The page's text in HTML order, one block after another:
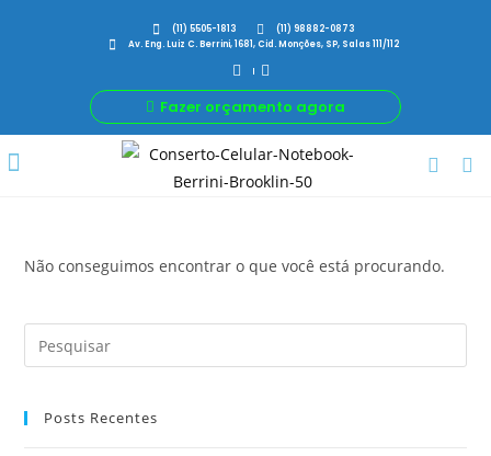
(11) 5505-1813
(11) 98882-0873
Av. Eng. Luiz C. Berrini, 1681, Cid. Monções, SP, Salas 111/112
Fazer orçamento agora
Não conseguimos encontrar o que você está procurando.
Posts Recentes